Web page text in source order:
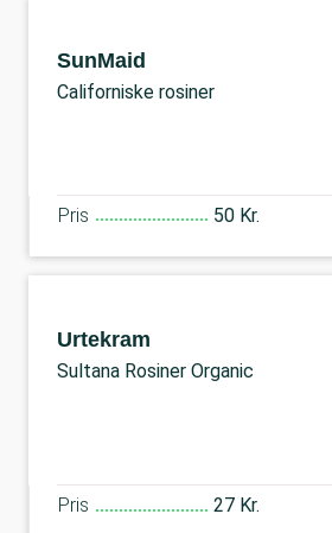
SunMaid
Californiske rosiner
Pris 50 Kr.
Urtekram
Sultana Rosiner Organic
Pris 27 Kr.